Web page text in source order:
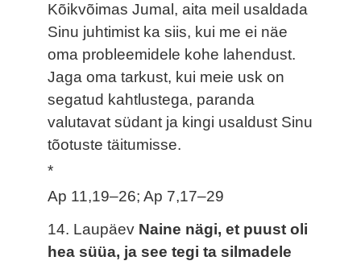
Kõikvõimas Jumal, aita meil usaldada
Sinu juhtimist ka siis, kui me ei näe
oma probleemidele kohe lahendust.
Jaga oma tarkust, kui meie usk on
segatud kahtlustega, paranda
valutavat südant ja kingi usaldust Sinu
tõotuste täitumisse.
*
Ap 11,19–26; Ap 7,17–29
14. Laupäev Naine nägi, et puust oli
hea süüa, ja see tegi ta silmadele